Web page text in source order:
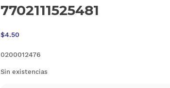
7702111525481
$4.50
0200012476
Sin existencias